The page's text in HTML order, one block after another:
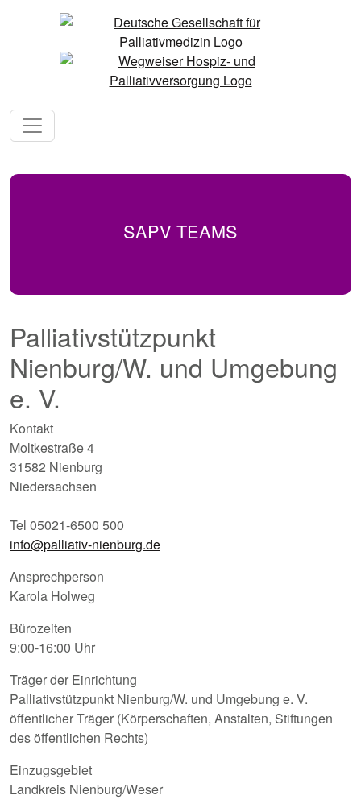
SAPV TEAMS
Palliativstützpunkt
Nienburg/W. und Umgebung
e. V.
Kontakt
Moltkestraße 4
31582 Nienburg
Niedersachsen
Tel 05021-6500 500
info@palliativ-nienburg.de
Ansprechperson
Karola Holweg
Bürozeiten
9:00-16:00 Uhr
Träger der Einrichtung
Palliativstützpunkt Nienburg/W. und Umgebung e. V.
öffentlicher Träger (Körperschaften, Anstalten, Stiftungen
des öffentlichen Rechts)
Einzugsgebiet
Landkreis Nienburg/Weser